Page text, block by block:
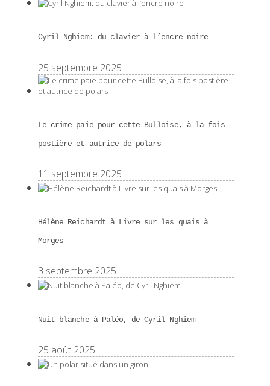
Cyril Nghiem: du clavier à l’encre noire
25 septembre 2025
Le crime paie pour cette Bulloise, à la fois
postière et autrice de polars
11 septembre 2025
Hélène Reichardt à Livre sur les quais à
Morges
3 septembre 2025
Nuit blanche à Paléo, de Cyril Nghiem
25 août 2025